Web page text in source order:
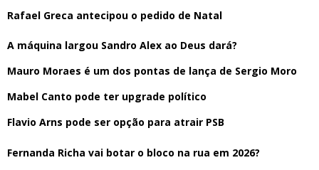
Rafael Greca antecipou o pedido de Natal
A máquina largou Sandro Alex ao Deus dará?
Mauro Moraes é um dos pontas de lança de Sergio Moro
Mabel Canto pode ter upgrade político
Flavio Arns pode ser opção para atrair PSB
Fernanda Richa vai botar o bloco na rua em 2026?